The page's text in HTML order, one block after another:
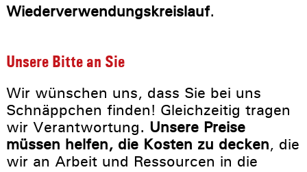
Wiederverwendungskreislauf.
Unsere Bitte an Sie
Wir wünschen uns, dass Sie bei uns
Schnäppchen finden! Gleichzeitig tragen
wir Verantwortung. Unsere Preise
müssen helfen, die Kosten zu decken, die
wir an Arbeit und Ressourcen in die